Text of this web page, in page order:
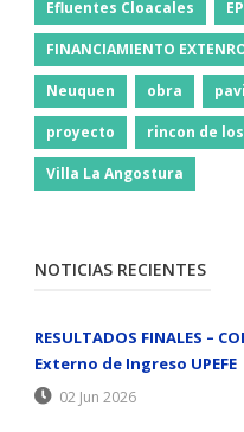
Efluentes Cloacales
FINANCIAMIENTO
Neuquen obra
proyecto rincon de
Villa La Angostura
NOTICIAS RECIENTES
RESULTADOS FINALES –
Externo de Ingreso UPEFE
02 Jun 2026